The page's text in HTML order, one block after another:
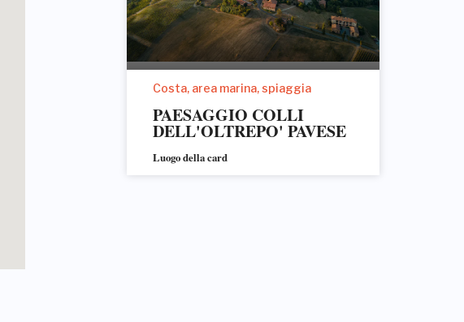
Costa, area marina, spiaggia
PAESAGGIO COLLI
DELL'OLTREPO' PAVESE
Luogo della card